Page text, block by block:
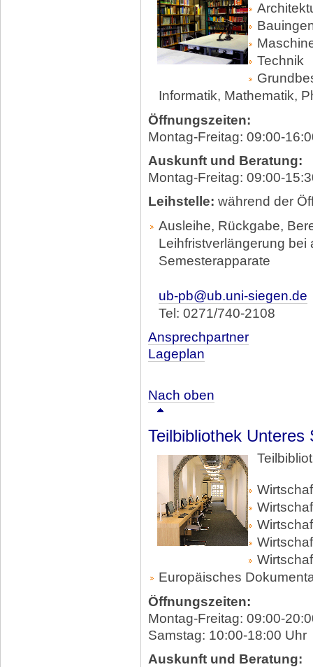
Technik
Informatik, Mathematik,
Öffnungszeiten:
Montag-Freitag: 09:00-
Auskunft und Beratung:
Montag-Freitag: 09:00-
Leihstelle: während der
Ausleihe, Rückgabe,
Leihfristverlängerung bei
Semesterapparate
ub-pb@ub.uni-siegen.de
Tel: 0271/740-2108
Ansprechpartner
Lageplan
Nach oben
Teilbibliothek Unteres
Europäisches
Öffnungszeiten:
Montag-Freitag: 09:00-
Samstag: 10:00-18:00 Uhr
Auskunft und Beratung: